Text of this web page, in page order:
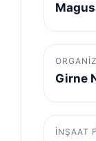
Girne
İNŞAAT